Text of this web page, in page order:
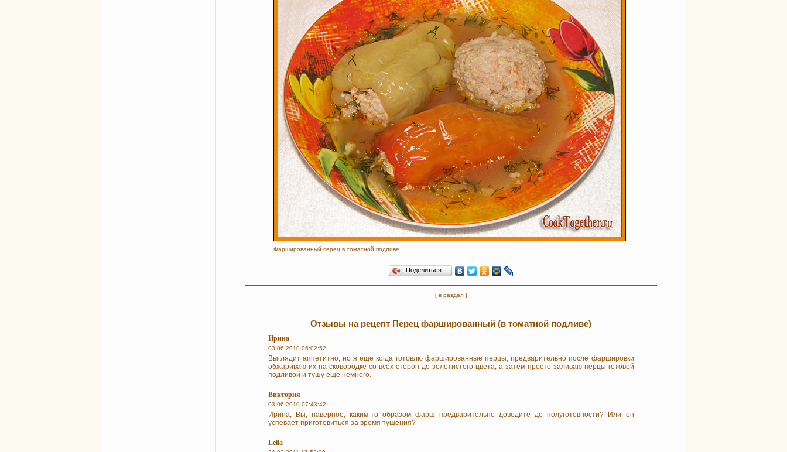
Фаршированный перец в томатной подливе
Поделиться…
[ в раздел ]
Отзывы на рецепт Перец фаршированный (в томатной подливе)
Ирина
03.06.2010 06:02:52
Выглядит аппетитно, но я еще когда готовлю фаршированные перцы, предварительно после фаршировки
обжариваю их на сковородке со всех сторон до золотистого цвета, а затем просто заливаю перцы готовой
подливой и тушу еще немного.
Виктория
03.06.2010 07:43:42
Ирина, Вы, наверное, каким-то образом фарш предварительно доводите до полуготовности? Или он
успевает приготовиться за время тушения?
Leila